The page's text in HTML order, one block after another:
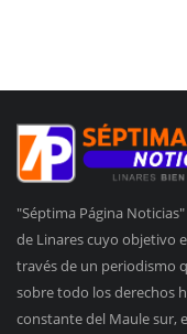
"Séptima Página
de Linares cuyo objetivo
través de un periodismo
sobre todo los derechos
constante del Maule sur,